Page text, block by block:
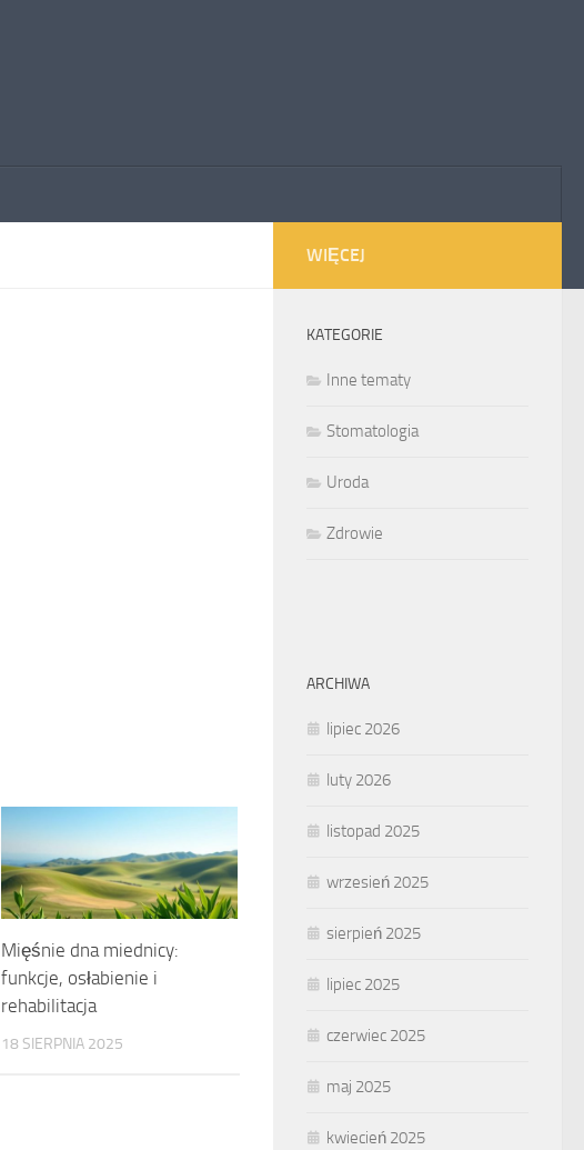
Mięśnie dna miednicy:
funkcje, osłabienie i
rehabilitacja
18 SIERPNIA 2025
WIĘCEJ
KATEGORIE
Inne tematy
Stomatologia
Uroda
Zdrowie
ARCHIWA
lipiec 2026
luty 2026
listopad 2025
wrzesień 2025
sierpień 2025
lipiec 2025
czerwiec 2025
maj 2025
kwiecień 2025